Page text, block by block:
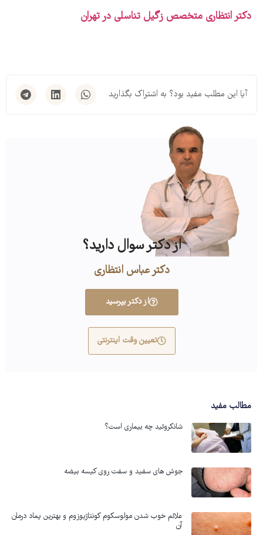
دکتر انتظاری متخصص زگیل تناسلی در تهران
آیا این مطلب مفید بود؟ به اشتراک بگذارید
از دکتر سوال دارید؟
دکتر عباس انتظاری
از دکتر بپرسید
تعیین وقت اینترنتی
مطالب مفید
شانکروئید چه بیماری است؟
جوش های سفید و سفت روی کیسه بیضه
علائم خوب شدن مولوسکوم کونتاژیوزوم و بهترین پماد درمان
آن